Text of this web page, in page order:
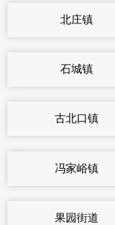
北庄镇
石城镇
古北口镇
冯家峪镇
果园街道